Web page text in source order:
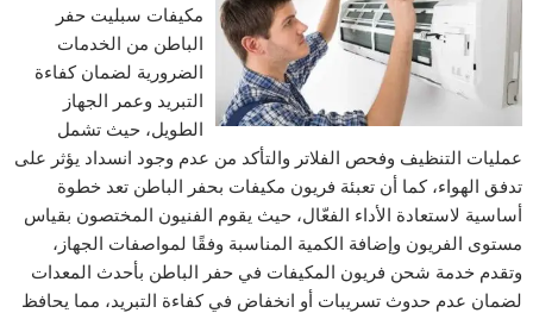
مكيفات سبليت حفر
الباطن من الخدمات
الضرورية لضمان كفاءة
التبريد وعمر الجهاز
الطويل، حيث تشمل
عمليات التنظيف وفحص الفلاتر والتأكد من عدم وجود انسداد يؤثر على
تدفق الهواء، كما أن تعبئة فريون مكيفات بحفر الباطن تعد خطوة
أساسية لاستعادة الأداء الفعّال، حيث يقوم الفنيون المختصون بقياس
مستوى الفريون وإضافة الكمية المناسبة وفقًا لمواصفات الجهاز،
وتقدم خدمة شحن فريون المكيفات في حفر الباطن بأحدث المعدات
لضمان عدم حدوث تسريبات أو انخفاض في كفاءة التبريد، مما يحافظ